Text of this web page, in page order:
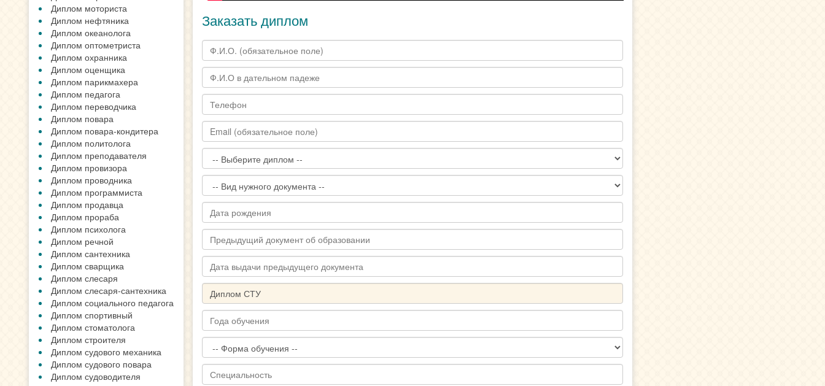
Диплом моториста
Диплом нефтяника
Диплом океанолога
Диплом оптометриста
Диплом охранника
Диплом оценщика
Диплом парикмахера
Диплом педагога
Диплом переводчика
Диплом повара
Диплом повара-кондитера
Диплом политолога
Диплом преподавателя
Диплом провизора
Диплом проводника
Диплом программиста
Диплом продавца
Диплом прораба
Диплом психолога
Диплом речной
Диплом сантехника
Диплом сварщика
Диплом слесаря
Диплом слесаря-сантехника
Диплом социального педагога
Диплом спортивный
Диплом стоматолога
Диплом строителя
Диплом судового механика
Диплом судового повара
Диплом судоводителя
Заказать диплом